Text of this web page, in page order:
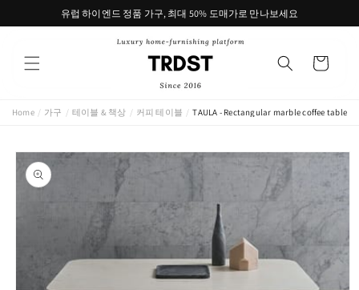
로 건너유럽 하이엔드 정품 가구, 최대 50% 도매가로 만나보세요
트
Home / 가구 / 테이블 & 책상 / 커피 테이블 / TAULA - Rectangular marble coffee table
제품 정
보로 건
너뛰기